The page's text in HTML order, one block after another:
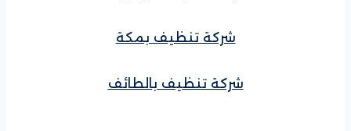
شركة تنظيف بمكة
شركة تنظيف بالطائف